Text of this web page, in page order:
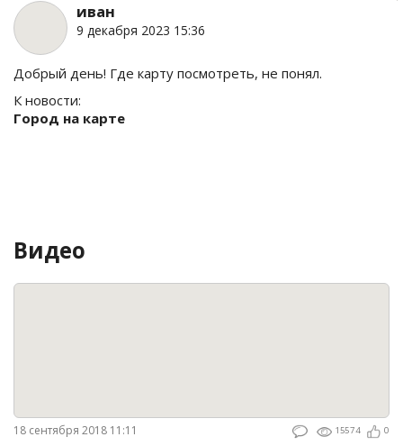
иван
9 декабря 2023 15:36
Добрый день! Где карту посмотреть, не понял.
К новости:
Город на карте
Видео
18 сентября 2018 11:11 15574 0